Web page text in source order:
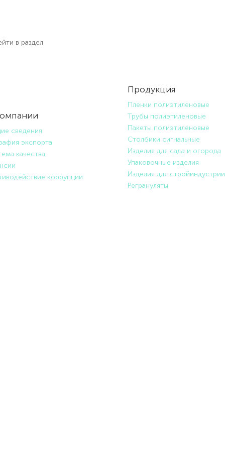
в раздел
сведения
экспорта
качества
коррупции
Продукция
Пленки полиэтиленовые
Трубы полиэтиленовые
Пакеты полиэтиленовые
Столбики сигнальные
Изделия для сада и огорода
Упаковочные изделия
Изделия для стройиндустрии
Регрануляты